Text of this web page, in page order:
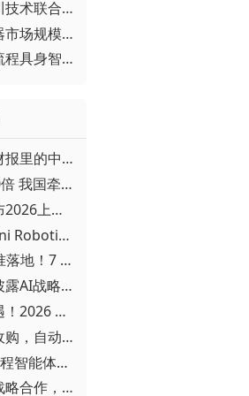
▪ 重磅官宣！汇川技术联合发起 D12 联盟，开创产教融合新范式
▪ 全球低压变频器市场规模2030年将超170亿美元
▪ 华为云发布全流程具身智能开发平台CloudRobo
▪ 跨国工业巨头财报里的中国成绩单
▪ 性能提升5至10倍 我国牵头制定的WiTSnet工业以太网国际标准正式发布
▪ 施耐德电气发布2026上半年可持续发展成绩单 "Impact 2030"路线图开局稳健
▪ 谷歌发布Gemini Robotics 2模型 实现人形机器人全身智能控制突破
▪ 并购整合 + 标准落地！7 月工业自动化产业动态速递
▪ 汇川技术首次披露AI战略进展：从两个方面推动“AI业务化”落地
▪ 聚焦智造新机遇！2026 青岛数字化及智能制造技术论坛圆满落幕
▪ 相继宣布重磅收购，自动化巨头新一轮并购潮剑指何方？
▪ 西门子Eigen工程智能体落地中国，工业AI跨越物理世界“确定性”拐点
▪ 与哈金森达成战略合作，乐聚机器人何以持续获得工业巨头青睐？